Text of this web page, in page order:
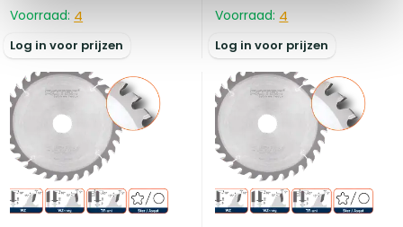
Voorraad: 4
Log in voor prijzen
Voorraad: 4
Log in voor prijzen